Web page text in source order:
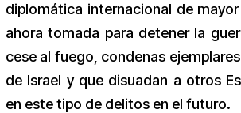
diplomática internacional de
ahora tomada para detener la
cese al fuego, condenas
de Israel y que disuadan a otros
en este tipo de delitos en el futuro.